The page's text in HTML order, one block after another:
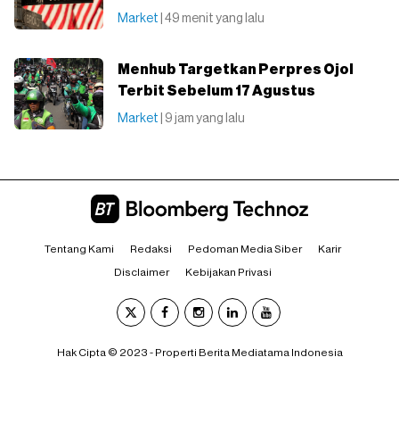
Market | 49 menit yang lalu
Menhub Targetkan Perpres Ojol
Terbit Sebelum 17 Agustus
Market | 9 jam yang lalu
Tentang Kami Redaksi Pedoman Media Siber Karir
Disclaimer Kebijakan Privasi
Hak Cipta © 2023 - Properti Berita Mediatama Indonesia